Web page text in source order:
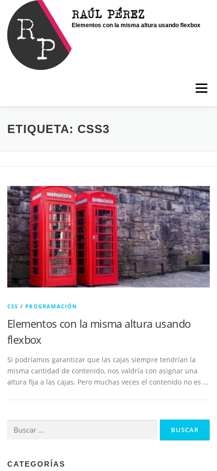
contenido
RAÚL PÉREZ
Elementos con la misma altura usando flexbox
Menú
INICIO SOY RAÚL SERVICIOS
ETIQUETA: CSS3
CSS / PROGRAMACIÓN
Elementos con la misma altura usando
flexbox
Si podríamos garantizar que las cajas siempre tendrían la
misma cantidad de contenido, nos valdría con asignar una
altura fija a las cajas. Pero muchas veces el contenido no es …
Buscar:
CATEGORÍAS